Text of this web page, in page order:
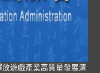
遊戲產業高質量發展清